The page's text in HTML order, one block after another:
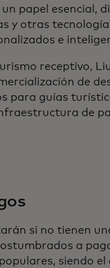
papel esencial,
y otras
e
receptivo,
de
para guías
de
si no tienen
a
siendo el